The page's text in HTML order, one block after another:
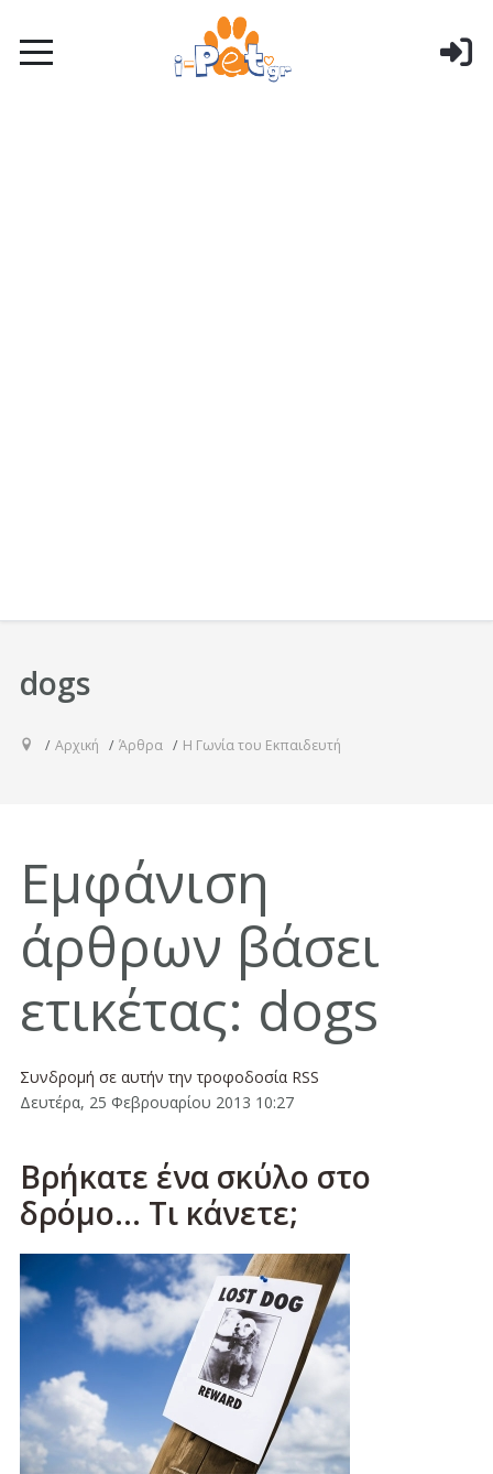
dogs
Αρχική Άρθρα Η Γωνία του Εκπαιδευτή
Εμφάνιση
άρθρων βάσει
ετικέτας: dogs
Συνδρομή σε αυτήν την τροφοδοσία RSS
Δευτέρα, 25 Φεβρουαρίου 2013 10:27
Βρήκατε ένα σκύλο στο
δρόμο... Τι κάνετε;